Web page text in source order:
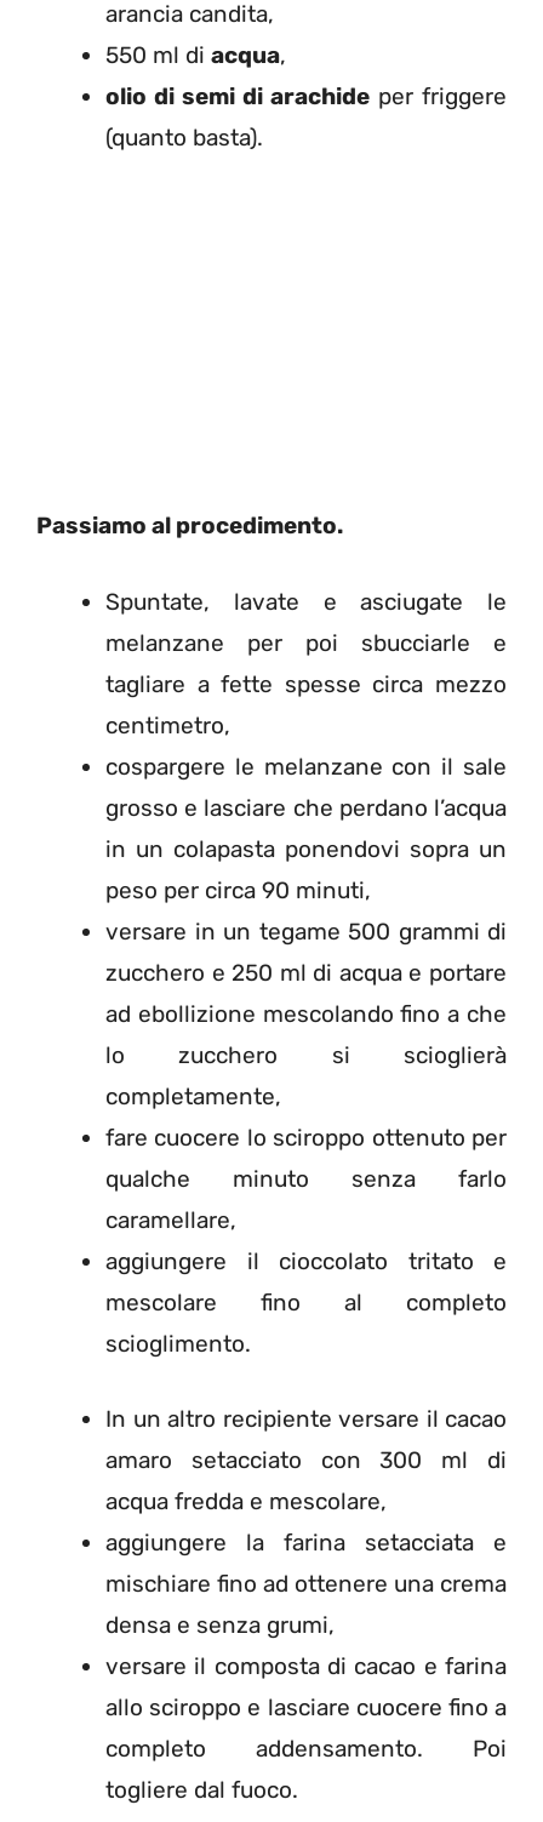
arancia candita,
550 ml di acqua,
olio di semi di arachide per friggere
(quanto basta).
Passiamo al procedimento.
Spuntate, lavate e asciugate le
melanzane per poi sbucciarle e
tagliare a fette spesse circa mezzo
centimetro,
cospargere le melanzane con il sale
grosso e lasciare che perdano l’acqua
in un colapasta ponendovi sopra un
peso per circa 90 minuti,
versare in un tegame 500 grammi di
zucchero e 250 ml di acqua e portare
ad ebollizione mescolando fino a che
lo zucchero si scioglierà
completamente,
fare cuocere lo sciroppo ottenuto per
qualche minuto senza farlo
caramellare,
aggiungere il cioccolato tritato e
mescolare fino al completo
scioglimento.
In un altro recipiente versare il cacao
amaro setacciato con 300 ml di
acqua fredda e mescolare,
aggiungere la farina setacciata e
mischiare fino ad ottenere una crema
densa e senza grumi,
versare il composta di cacao e farina
allo sciroppo e lasciare cuocere fino a
completo addensamento. Poi
togliere dal fuoco.